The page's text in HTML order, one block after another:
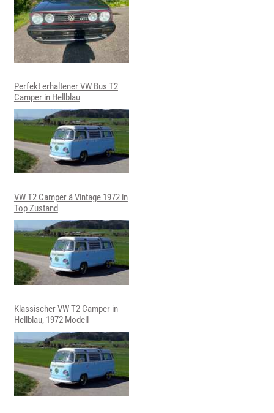
Perfekt erhaltener VW Bus T2
Camper in Hellblau
VW T2 Camper â Vintage 1972 in
Top Zustand
Klassischer VW T2 Camper in
Hellblau, 1972 Modell